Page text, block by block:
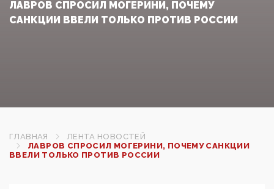
ЛАВРОВ СПРОСИЛ МОГЕРИНИ, ПОЧЕМУ
САНКЦИИ ВВЕЛИ ТОЛЬКО ПРОТИВ РОССИИ
ГЛАВНАЯ
ЛЕНТА НОВОСТЕЙ
ЛАВРОВ СПРОСИЛ МОГЕРИНИ, ПОЧЕМУ САНКЦИИ
ВВЕЛИ ТОЛЬКО ПРОТИВ РОССИИ